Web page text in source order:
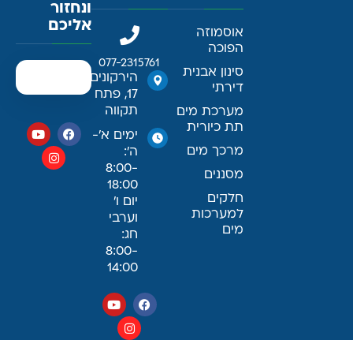
אוסמוזה
הפוכה
סינון אבנית
דירתי
מערכת מים
תת כיורית
מרכך מים
מסננים
חלקים
למערכות
מים
077-2315761
הירקונים
17, פתח
תקווה
ימים א׳-
ה׳:
8:00-
18:00
יום ו׳
וערבי
חג:
8:00-
14:00
ונחזור
אליכם